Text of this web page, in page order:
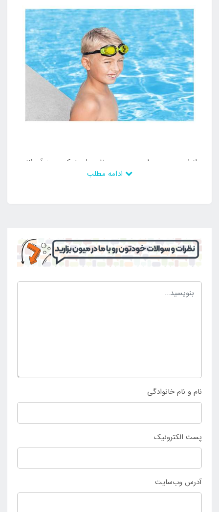
از این رو محصولی بی عیب و نقص است که وجود آن لازم
و ضروری می باشد و می توان از آن در طی سال های زیاد
استاندارد ترین موقعیت را برای شنا و تفریحات آبی داشته
باشند. عینک شنا مد نظر لنز ضد بخار دارد که با ایجاد دید
کامل می تواند موقعیت را برای بهترین تفریحات آبی مهیا
سازد و مشکلی برای افراد ایجاد نسازد. با این وجود است
که افراد زیادی به سمت خرید آن کشیده می شوند و می
اینتکس ایرانهستند.
نام و نام خانوادگی
پست الکترونیک
آدرس وب‌سایت